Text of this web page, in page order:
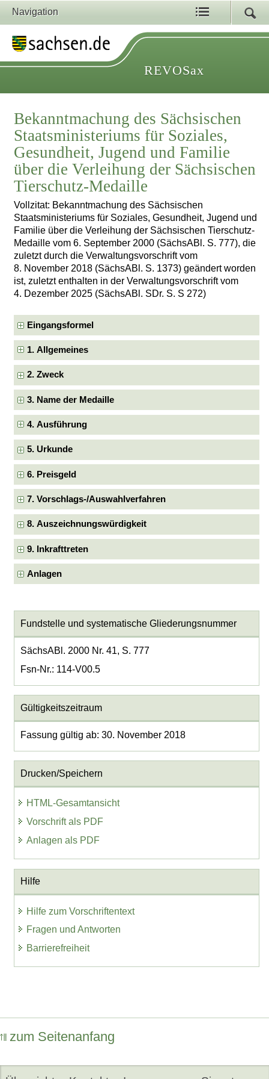
Navigation
REVOSax
Bekanntmachung des Sächsischen
Staatsministeriums für Soziales,
Gesundheit, Jugend und Familie
über die Verleihung der Sächsischen
Tierschutz-Medaille
Vollzitat: Bekanntmachung des Sächsischen
Staatsministeriums für Soziales, Gesundheit, Jugend und
Familie über die Verleihung der Sächsischen Tierschutz-
Medaille vom 6. September 2000 (SächsABl. S. 777), die
zuletzt durch die Verwaltungsvorschrift vom
8. November 2018 (SächsABl. S. 1373) geändert worden
ist, zuletzt enthalten in der Verwaltungsvorschrift vom
4. Dezember 2025 (SächsABl. SDr. S. S 272)
Eingangsformel
1. Allgemeines
2. Zweck
3. Name der Medaille
4. Ausführung
5. Urkunde
6. Preisgeld
7. Vorschlags-/Auswahlverfahren
8. Auszeichnungswürdigkeit
9. Inkrafttreten
Anlagen
Fundstelle und systematische Gliederungsnummer
SächsABl. 2000 Nr. 41, S. 777
Fsn-Nr.: 114-V00.5
Gültigkeitszeitraum
Fassung gültig ab: 30. November 2018
Drucken/Speichern
HTML-Gesamtansicht
Vorschrift als PDF
Anlagen als PDF
Hilfe
Hilfe zum Vorschriftentext
Fragen und Antworten
Barrierefreiheit
zum Seitenanfang